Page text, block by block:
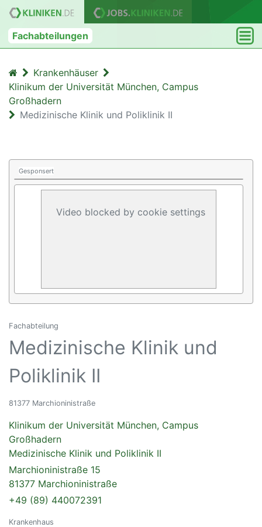
Fachabteilungen
Krankenhäuser
Klinikum der Universität München, Campus
Großhadern
Medizinische Klinik und Poliklinik II
Gesponsert
Video blocked by cookie settings
Fachabteilung
Medizinische Klinik und
Poliklinik II
81377 Marchioninistraße
Klinikum der Universität München, Campus
Großhadern
Medizinische Klinik und Poliklinik II
Marchioninistraße 15
81377 Marchioninistraße
+49 (89) 440072391
Krankenhaus